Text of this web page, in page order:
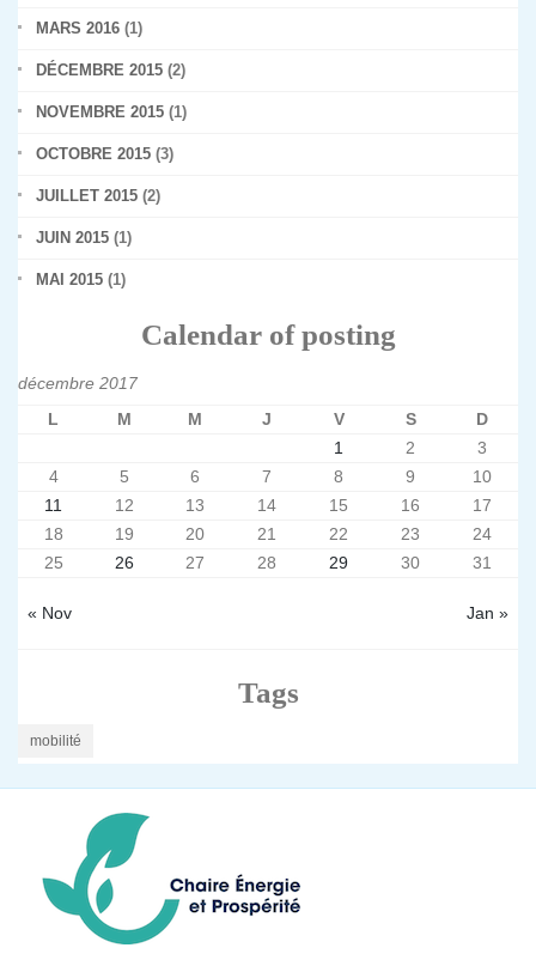
MARS 2016 (1)
DÉCEMBRE 2015 (2)
NOVEMBRE 2015 (1)
OCTOBRE 2015 (3)
JUILLET 2015 (2)
JUIN 2015 (1)
MAI 2015 (1)
Calendar of posting
décembre 2017
L
M M J V S D
« Nov Jan »
1 2
3
4
5 6 7 8 9
10
11
12 13 14 15 16
17
18
19 20 21 22 23
24
25
26 27 28 29 30 31
Tags
mobilité